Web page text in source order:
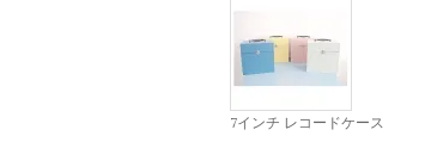
7インチ レコードケース